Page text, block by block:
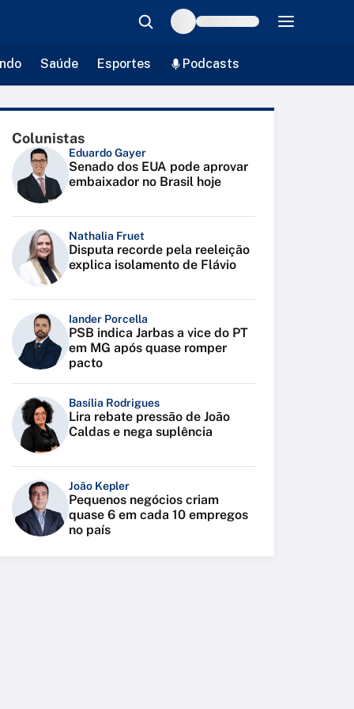
Saúde Esportes Podcasts
Colunistas
Eduardo Gayer
Senado dos EUA pode aprovar
embaixador no Brasil hoje
Nathalia Fruet
Disputa recorde pela reeleição
explica isolamento de Flávio
Iander Porcella
PSB indica Jarbas a vice do PT
em MG após quase romper
pacto
Basília Rodrigues
Lira rebate pressão de João
Caldas e nega suplência
João Kepler
Pequenos negócios criam
quase 6 em cada 10 empregos
no país